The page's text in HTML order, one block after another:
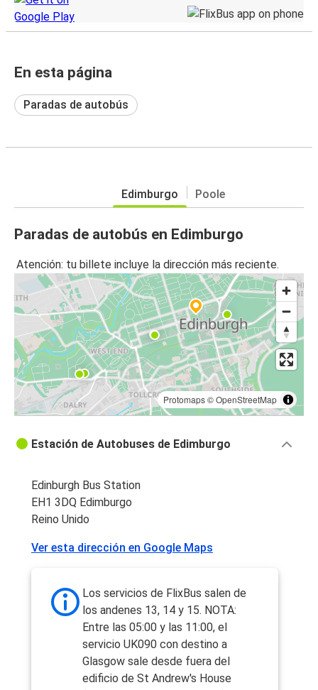
En esta página
Paradas de autobús
Edimburgo Poole
Paradas de autobús en Edimburgo
Atención: tu billete incluye la dirección más reciente.
Protomaps©OpenStreetMap
Estación de Autobuses de Edimburgo
Edinburgh Bus Station
EH1 3DQ Edimburgo
Reino Unido
Ver esta dirección en Google Maps
Los servicios de FlixBus salen de
los andenes 13, 14 y 15. NOTA:
Entre las 05:00 y las 11:00, el
servicio UK090 con destino a
Glasgow sale desde fuera del
edificio de St Andrew's House